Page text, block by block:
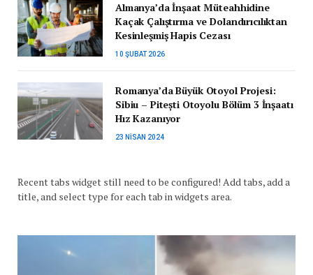
Almanya’da İnşaat Müteahhidine
Kaçak Çalıştırma ve Dolandırıcılıktan
Kesinleşmiş Hapis Cezası
10 ŞUBAT 2026
Romanya’da Büyük Otoyol Projesi:
Sibiu – Pitești Otoyolu Bölüm 3 İnşaatı
Hız Kazanıyor
23 NISAN 2024
Recent tabs widget still need to be configured! Add tabs, add a
title, and select type for each tab in widgets area.